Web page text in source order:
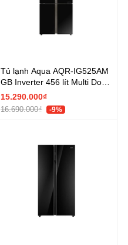
Tủ lạnh Aqua AQR-IG525AM
GB Inverter 456 lít Multi Door
- Chính hãng
15.290.000₫
16.690.000₫ -9%